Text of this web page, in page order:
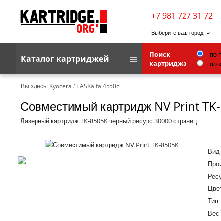
+7 981 727 31 72
Выберите ваш город
Каталог картриджей
Brother
G&G
Kodak
Lexmark
Поиск
картриджа
по
по
Вы здесь: Kyocera /TASKalfa 4550ci
Совместимый картридж NV Print
Лазерный картридж TK-8505K черный ресурс 30000 страниц
Вид
Тип
Вес